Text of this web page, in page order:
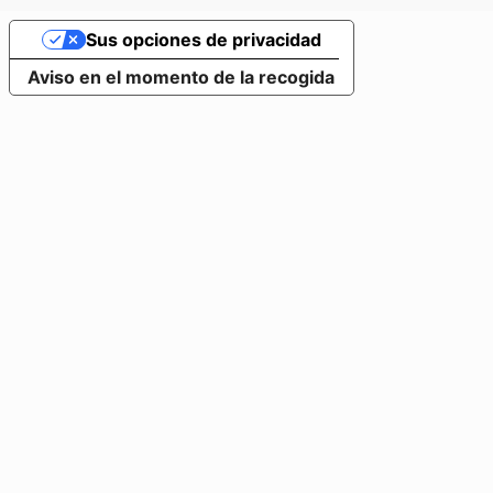
Aviso en el momento de la recogida
Sus opciones de privacidad